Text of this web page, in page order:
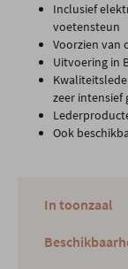
Inclusief
voetensteun
Voorzien van
Uitvoering in
zeer intensief
Ook
In toonzaal